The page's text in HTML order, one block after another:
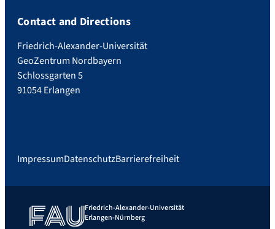
Contact and Directions
Friedrich-Alexander-Universität
GeoZentrum Nordbayern
Schlossgarten 5
91054 Erlangen
ImpressumDatenschutzBarrierefreiheit
Friedrich-Alexander-Universität
Erlangen-Nürnberg